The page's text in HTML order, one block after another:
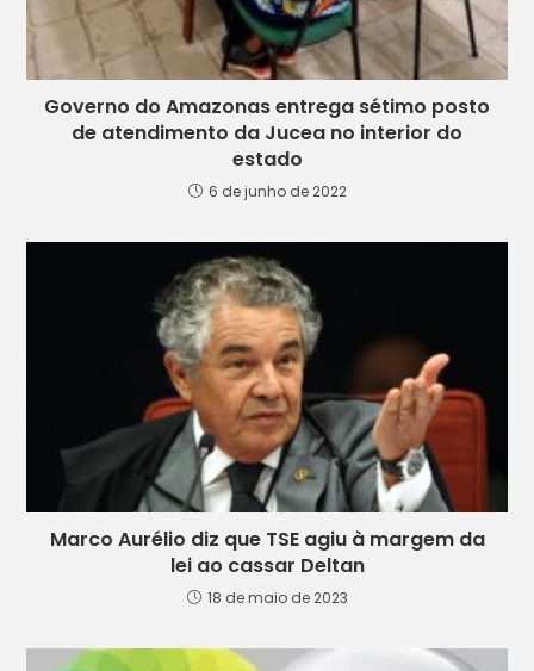
Governo do Amazonas entrega sétimo posto
de atendimento da Jucea no interior do
estado
6 de junho de 2022
Marco Aurélio diz que TSE agiu à margem da
lei ao cassar Deltan
18 de maio de 2023